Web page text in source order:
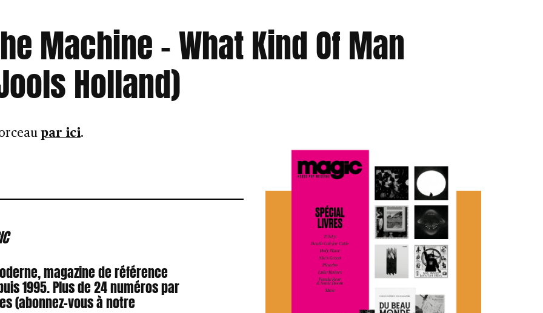
Machine – What Kind Of Man
Holland)
par ici.
magazine de référence
1995. Plus de 24 numéros par
(abonnez-vous à notre